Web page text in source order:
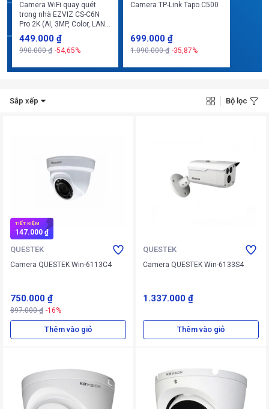
Camera WiFi quay quét
trong nhà EZVIZ CS-C6N
Pro 2K (AI, 3MP, Color, LAN,
nút gọi khẩn cấp)
449.000 ₫
990.000 ₫ -54,65%
Camera TP-Link Tapo C500
699.000 ₫
1.090.000 ₫ -35,87%
Sắp xếp Bộ lọc
TIẾT KIỆM
147.000 ₫
QUESTEK
Camera QUESTEK Win-6113C4
750.000 ₫
897.000 ₫ -16%
Thêm vào giỏ
QUESTEK
Camera QUESTEK Win-6133S4
1.337.000 ₫
Thêm vào giỏ